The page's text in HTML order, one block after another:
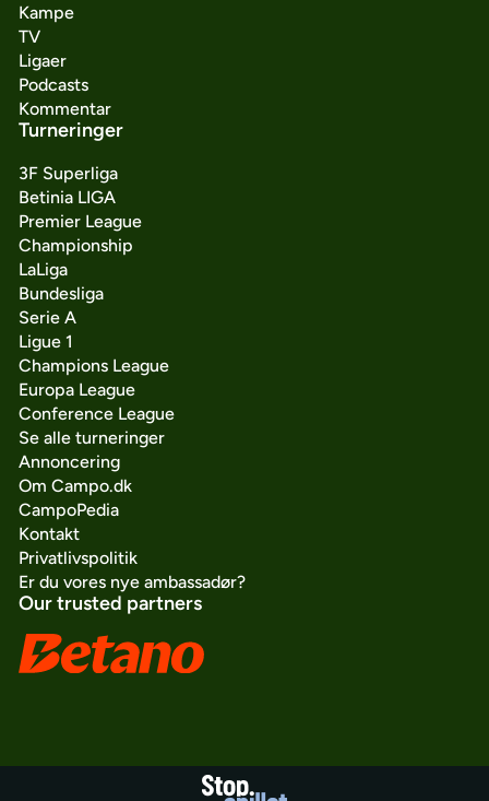
Kampe
TV
Ligaer
Podcasts
Kommentar
Turneringer
3F Superliga
Betinia LIGA
Premier League
Championship
LaLiga
Bundesliga
Serie A
Ligue 1
Champions League
Europa League
Conference League
Se alle turneringer
Annoncering
Om Campo.dk
CampoPedia
Kontakt
Privatlivspolitik
Er du vores nye ambassadør?
Our trusted partners